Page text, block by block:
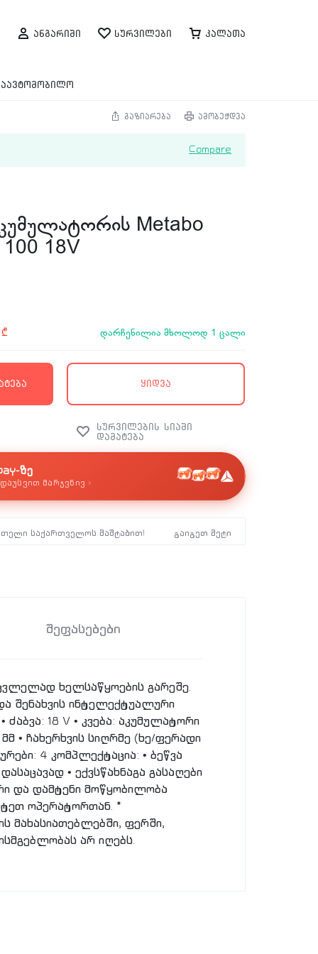
ანგარიში სურვილები კალათა
გაზიარება ამობეჭდვა
Compare
Metabo
18V
₾ დარჩენილია მხოლოდ 1 ცალი
ყიდვა
ზე
მარჯვნივ ›
საქართველოს მაშტაბით! გაიგეთ მეტი
შეფასებები
ხელსაწყოების გარეშე.
შენახვის ინტელექტუალური
ძაბვა: 18 V • კვება: აკუმულატორი
• ჩახერხვის სიღრმე (ხე/ფერადი
4 კომპლექტაცია: • ბეწვა
• ექვსწახნაგა გასაღები
და დამტენი მოწყობილობა
ოპერატორთან. *
მახასიათებლებში, ფერში,
არ იღებს.